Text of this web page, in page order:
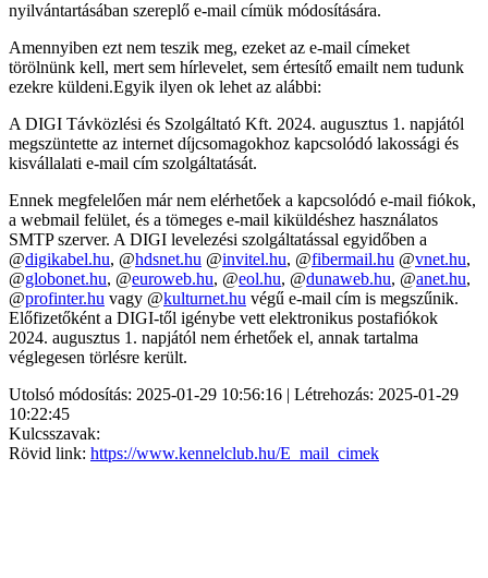
nyilvántartásában szereplő e-mail címük módosítására.
Amennyiben ezt nem teszik meg, ezeket az e-mail címeket
törölnünk kell, mert sem hírlevelet, sem értesítő emailt nem tudunk
ezekre küldeni.Egyik ilyen ok lehet az alábbi:
A DIGI Távközlési és Szolgáltató Kft. 2024. augusztus 1. napjától
megszüntette az internet díjcsomagokhoz kapcsolódó lakossági és
kisvállalati e-mail cím szolgáltatását.
Ennek megfelelően már nem elérhetőek a kapcsolódó e-mail fiókok,
a webmail felület, és a tömeges e-mail kiküldéshez használatos
SMTP szerver. A DIGI levelezési szolgáltatással egyidőben a
@digikabel.hu, @hdsnet.hu @invitel.hu, @fibermail.hu @vnet.hu,
@globonet.hu, @euroweb.hu, @eol.hu, @dunaweb.hu, @anet.hu,
@profinter.hu vagy @kulturnet.hu végű e-mail cím is megszűnik.
Előfizetőként a DIGI-től igénybe vett elektronikus postafiókok
2024. augusztus 1. napjától nem érhetőek el, annak tartalma
véglegesen törlésre került.
Utolsó módosítás: 2025-01-29 10:56:16 | Létrehozás: 2025-01-29
10:22:45
Kulcsszavak:
Rövid link: https://www.kennelclub.hu/E_mail_cimek